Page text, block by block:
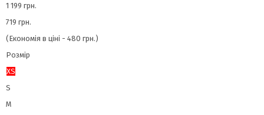
1 199 грн.
719 грн.
(Економія в ціні - 480 грн.)
Розмір
XS
S
M